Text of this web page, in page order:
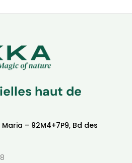
haut de
– 92M4+7P9, Bd des